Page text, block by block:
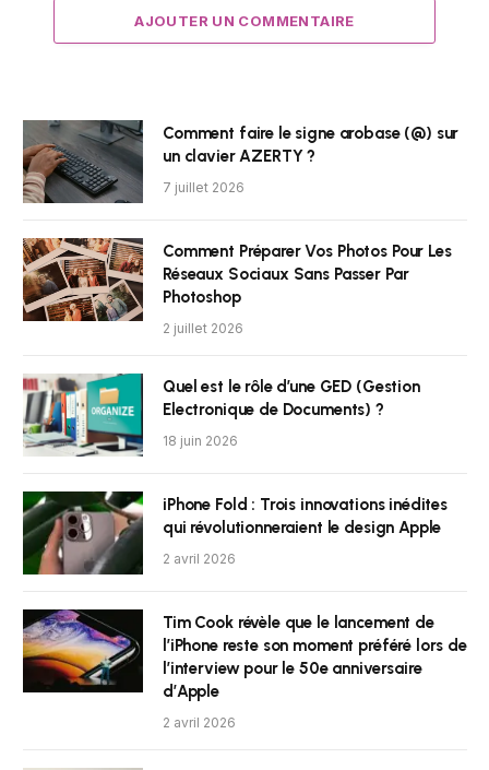
AJOUTER UN COMMENTAIRE
Comment faire le signe arobase (@) sur
un clavier AZERTY ?
7 juillet 2026
Comment Préparer Vos Photos Pour Les
Réseaux Sociaux Sans Passer Par
Photoshop
2 juillet 2026
Quel est le rôle d’une GED (Gestion
Electronique de Documents) ?
18 juin 2026
iPhone Fold : Trois innovations inédites
qui révolutionneraient le design Apple
2 avril 2026
Tim Cook révèle que le lancement de
l’iPhone reste son moment préféré lors de
l’interview pour le 50e anniversaire
d’Apple
2 avril 2026